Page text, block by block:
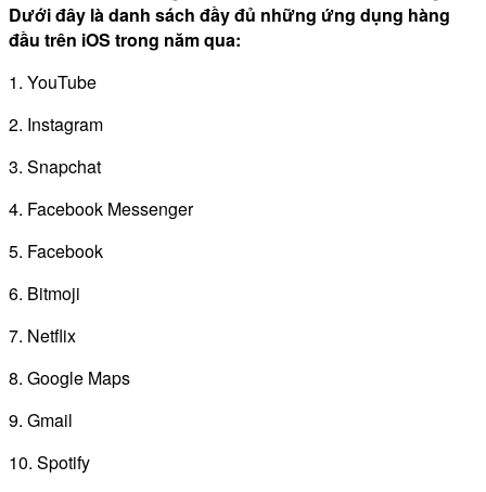
Dưới đây là danh sách đầy đủ những ứng dụng hàng
đầu trên iOS trong năm qua:
1. YouTube
2. Instagram
3. Snapchat
4. Facebook Messenger
5. Facebook
6. Bitmoji
7. Netflix
8. Google Maps
9. Gmail
10. Spotify